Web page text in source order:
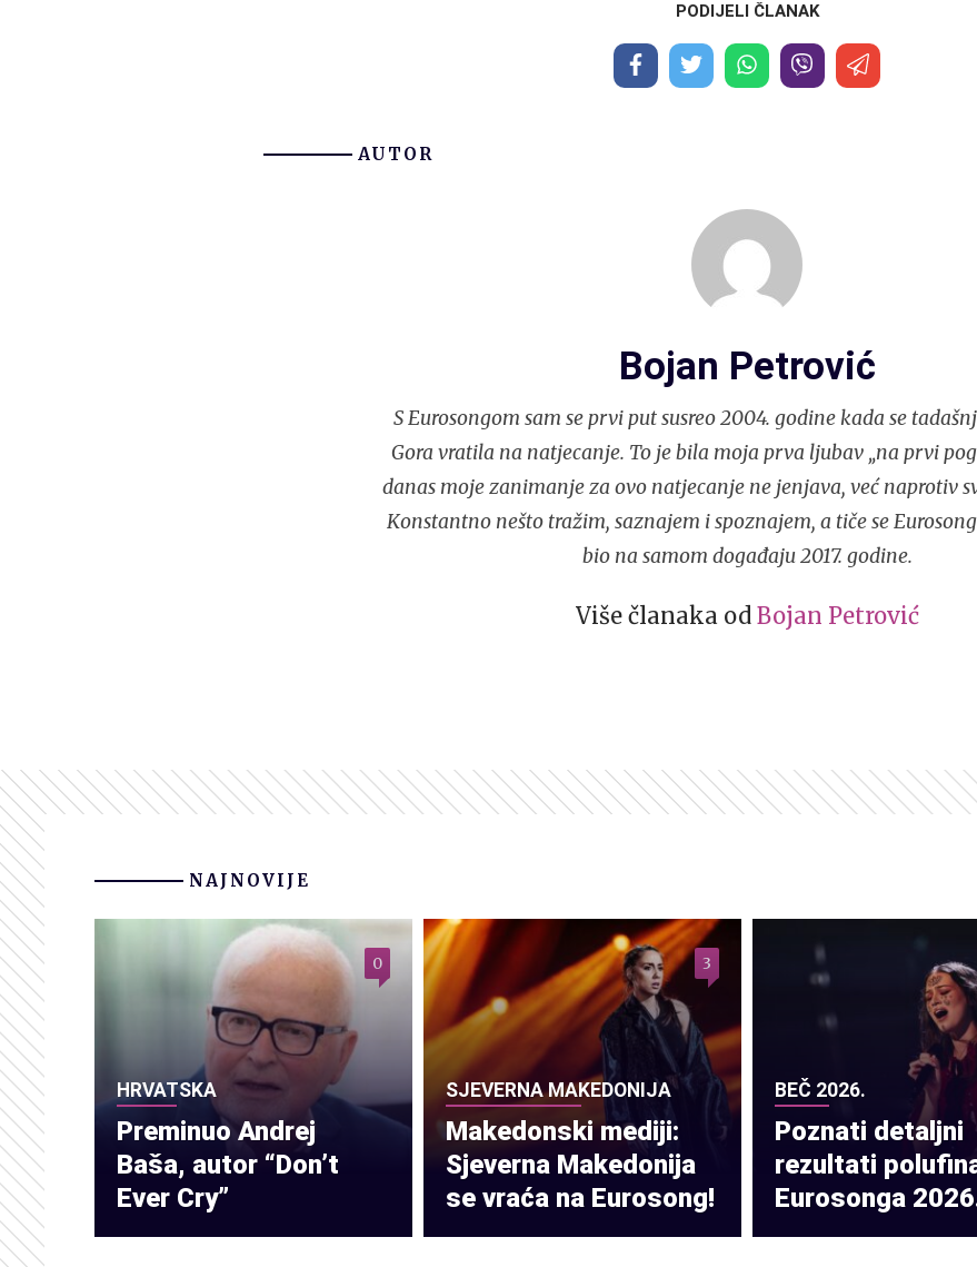
PODIJELI ČLANAK
AUTOR
Bojan Petrović
S Eurosongom sam se prvi put susreo 2004. godine kada se
Gora vratila na natjecanje. To je bila moja prva ljubav „na prvi
danas moje zanimanje za ovo natjecanje ne jenjava, već naprotiv
Konstantno nešto tražim, saznajem i spoznajem, a tiče se
bio na samom događaju 2017. godine.
Više članaka od Bojan Petrović
NAJNOVIJE
HRVATSKA
Preminuo Andrej
Baša, autor “Don’t
Ever Cry”
0
SJEVERNA MAKEDONIJA
Makedonski mediji:
Sjeverna Makedonija
se vraća na Eurosong!
3
BEČ 2026.
Poznati detaljni
rezultati
Eurosonga